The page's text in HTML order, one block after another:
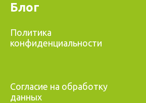
Блог
Политика
конфиденциальности
Согласие на обработку
данных